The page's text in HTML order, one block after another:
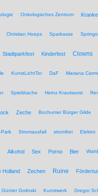
Onkologisches Zentrum
Christian Hoeps Sparkasse
Stadtparkfest Kinderfest Clowns
KunstLichtTor DaF Mariana
Spieldrache Heinz Krautwurst
Zeche Bochumer Bürger Gilde
Stromausfall stromfrei Elektro
Alkohol Sex Porno Bier
Holland Zechen Ruine
Günter Golinski Kunstwerk Gregor